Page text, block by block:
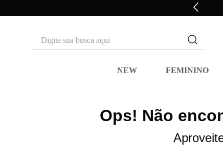
NEW FEMININO
Ops! Não